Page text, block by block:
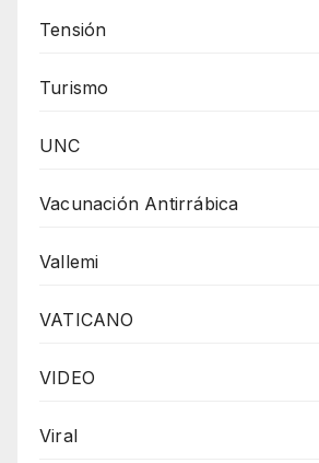
Tensión
Turismo
UNC
Vacunación Antirrábica
Vallemi
VATICANO
VIDEO
Viral